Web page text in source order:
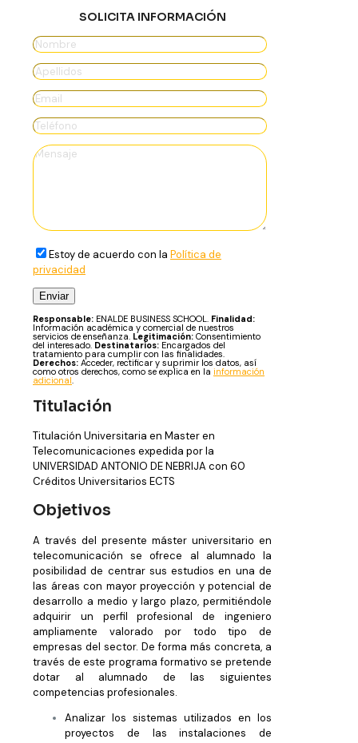
SOLICITA INFORMACIÓN
Estoy de acuerdo con la Política de
privacidad
Responsable: ENALDE BUSINESS SCHOOL. Finalidad:
Información académica y comercial de nuestros
servicios de enseñanza. Legitimación: Consentimiento
del interesado. Destinatarios: Encargados del
tratamiento para cumplir con las finalidades.
Derechos: Acceder, rectificar y suprimir los datos, así
como otros derechos, como se explica en la información
adicional
Titulación
Titulación Universitaria en Master en
Telecomunicaciones expedida por la
UNIVERSIDAD ANTONIO DE NEBRIJA con 60
Créditos Universitarios ECTS
Objetivos
A través del presente máster universitario en
telecomunicación se ofrece al alumnado la
posibilidad de centrar sus estudios en una de
las áreas con mayor proyección y potencial de
desarrollo a medio y largo plazo, permitiéndole
adquirir un perfil profesional de ingeniero
ampliamente valorado por todo tipo de
empresas del sector. De forma más concreta, a
través de este programa formativo se pretende
dotar al alumnado de las siguientes
competencias profesionales.
Analizar los sistemas utilizados en los
proyectos de las instalaciones de